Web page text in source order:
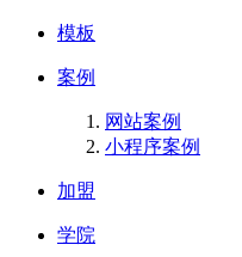
模板
案例
网站案例
小程序案例
加盟
学院